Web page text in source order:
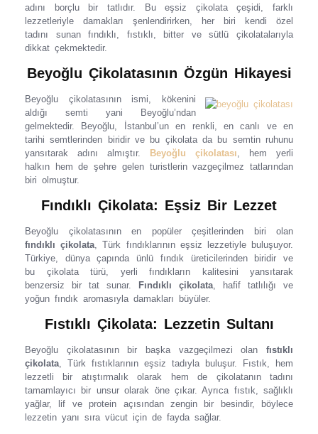
adını borçlu bir tatlıdır. Bu eşsiz çikolata çeşidi, farklı
lezzetleriyle damakları şenlendirirken, her biri kendi özel
tadını sunan fındıklı, fıstıklı, bitter ve sütlü çikolatalarıyla
dikkat çekmektedir.
Beyoğlu Çikolatasının Özgün Hikayesi
Beyoğlu çikolatasının ismi, kökenini
aldığı semti yani Beyoğlu’ndan
gelmektedir. Beyoğlu, İstanbul’un en renkli, en canlı ve en
tarihi semtlerinden biridir ve bu çikolata da bu semtin ruhunu
yansıtarak adını almıştır.
Beyoğlu çikolatası, hem yerli
halkın hem de şehre gelen turistlerin vazgeçilmez tatlarından
biri olmuştur.
Fındıklı Çikolata: Eşsiz Bir Lezzet
Beyoğlu çikolatasının en popüler çeşitlerinden biri olan
fındıklı çikolata, Türk fındıklarının eşsiz lezzetiyle buluşuyor.
Türkiye, dünya çapında ünlü fındık üreticilerinden biridir ve
bu çikolata türü, yerli fındıkların kalitesini yansıtarak
benzersiz bir tat sunar.
Fındıklı çikolata, hafif tatlılığı ve
yoğun fındık aromasıyla damakları büyüler.
Fıstıklı Çikolata: Lezzetin Sultanı
Beyoğlu çikolatasının bir başka vazgeçilmezi olan fıstıklı
çikolata, Türk fıstıklarının eşsiz tadıyla buluşur. Fıstık, hem
lezzetli bir atıştırmalık olarak hem de çikolatanın tadını
tamamlayıcı bir unsur olarak öne çıkar. Ayrıca fıstık, sağlıklı
yağlar, lif ve protein açısından zengin bir besindir, böylece
lezzetin yanı sıra vücut için de fayda sağlar.